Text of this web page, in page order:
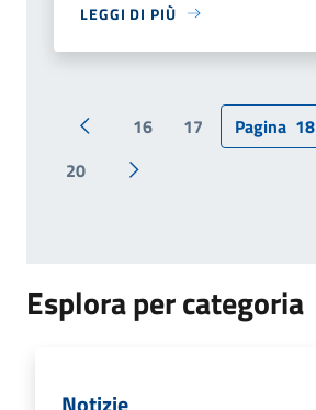
LEGGI DI PIÙ
Pagina precedente
16 17 Pagina 18
20
Pagina successiva
Esplora per categoria